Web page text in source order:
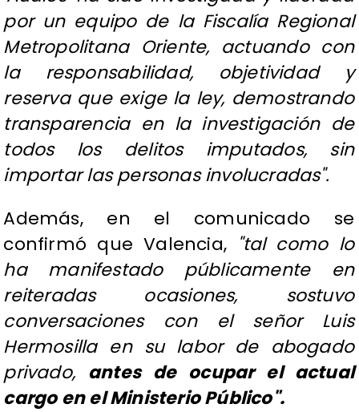
por un equipo de la Fiscalía Regional
Metropolitana Oriente, actuando con
la responsabilidad, objetividad y
reserva que exige la ley, demostrando
transparencia en la investigación de
todos los delitos imputados, sin
importar las personas involucradas".
Además, en el comunicado se
confirmó que Valencia, "tal como lo
ha manifestado públicamente en
reiteradas ocasiones, sostuvo
conversaciones con el señor Luis
Hermosilla en su labor de abogado
privado, antes de ocupar el actual
cargo en el Ministerio Público".